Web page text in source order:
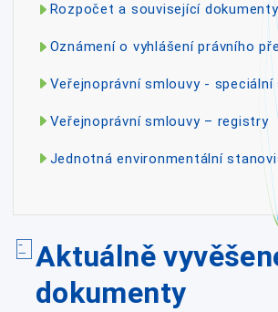
Rozpočet a související dokumenty
Oznámení o vyhlášení právního
Veřejnoprávní smlouvy - speciální
Veřejnoprávní smlouvy – registry
Jednotná environmentální
Aktuálně
dokumenty